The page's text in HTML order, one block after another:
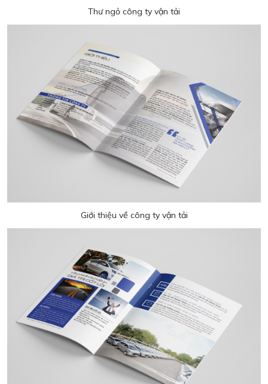
Thư ngỏ công ty vận tải
Giới thiệu về công ty vận tải